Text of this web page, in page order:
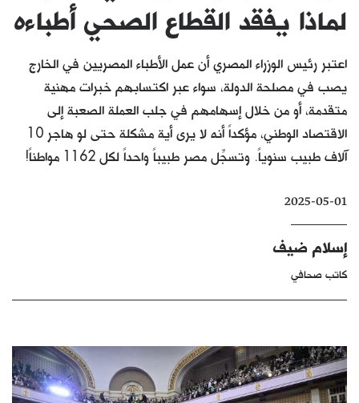
مواضيع
فكرة
دفاتر
بالصورة
لماذا يفقد القطاع الصحي أطباءه
اعتبر رئيس الوزراء المصري أن عمل الأطباء المصريين في الخارج
يصب في مصلحة الدولة، سواء عبر اكتسابهم خبرات مهنية
متقدمة، أو من خلال إسهامهم في جلب العملة الصعبة إلى
الاقتصاد الوطني، مؤكداً أنه لا يرى أية مشكلة حتى لو هاجر 10
آلاف طبيب سنوياً. وتسجِّل مصر طبيباً واحداً لكل 1162 مواطناً!
2025-05-01
إسلام ضيف
كاتب صحافي